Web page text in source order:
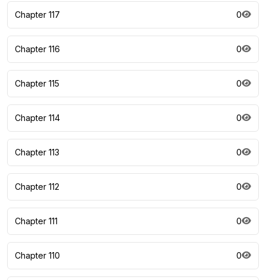
Chapter 117 0
Chapter 116 0
Chapter 115 0
Chapter 114 0
Chapter 113 0
Chapter 112 0
Chapter 111 0
Chapter 110 0